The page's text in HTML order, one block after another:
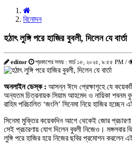
বিনোদন
হঠাৎ লুঙ্গি পরে হাজির বুবলী, দিলেন যে বার্তা
editor প্রকাশের সময় : মার্চ ১৮, ২০২৫, ৯:৫৫ PM /
অনলাইন ডেস্ক : আসন্ন ঈদে প্রেক্ষাগৃহে যে
অন্যতম চিত্রনায়ক সিয়াম আহমেদ ও নায়িকা শবনম
রাহিম পরিচালিত ‘জংলি’ সিনেমা নিয়ে হাজির হচ্ছেন
সিনেমা মুক্তির কয়েকদিন আগে থেকেই জোর
সেই প্রচারণায় যোগ দিলেন বুবলী নিজেও। মঙ্গলবার
লুঙ্গি পরে হাজির হয়ে নিজের ছবির প্রমোশন করলেন